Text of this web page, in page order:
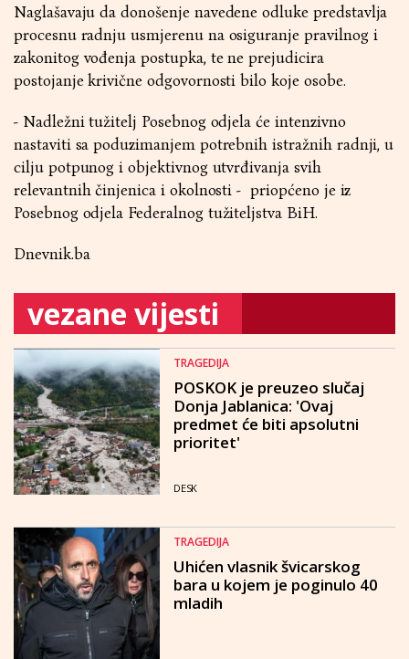
Naglašavaju da donošenje navedene odluke predstavlja
procesnu radnju usmjerenu na osiguranje pravilnog i
zakonitog vođenja postupka, te ne prejudicira
postojanje krivične odgovornosti bilo koje osobe.
- Nadležni tužitelj Posebnog odjela će intenzivno
nastaviti sa poduzimanjem potrebnih istražnih radnji, u
cilju potpunog i objektivnog utvrđivanja svih
relevantnih činjenica i okolnosti - priopćeno je iz
Posebnog odjela Federalnog tužiteljstva BiH.
Dnevnik.ba
vezane vijesti
TRAGEDIJA
POSKOK je preuzeo slučaj
Donja Jablanica: 'Ovaj
predmet će biti apsolutni
prioritet'
DESK
TRAGEDIJA
Uhićen vlasnik švicarskog
bara u kojem je poginulo 40
mladih